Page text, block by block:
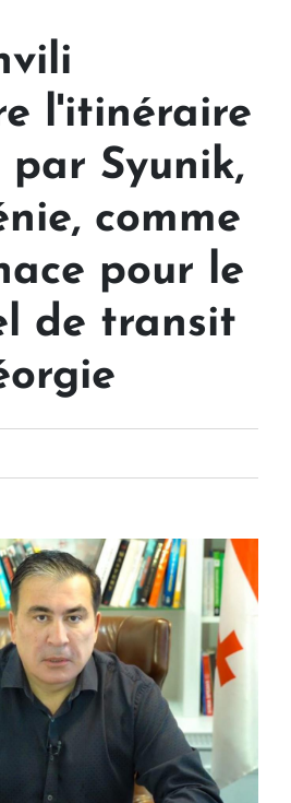
l'itinéraire
par Syunik,
comme
pour le
de transit